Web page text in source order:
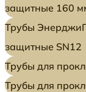
защитные 160
Трубы
защитные SN12
Трубы для
Трубы для